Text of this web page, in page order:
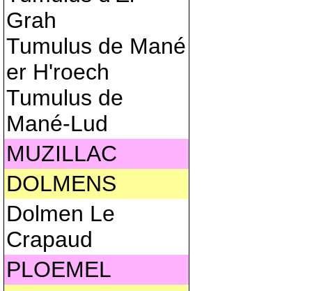
Grah
Tumulus de Mané
er H'roech
Tumulus de
Mané-Lud
MUZILLAC
DOLMENS
Dolmen Le
Crapaud
PLOEMEL